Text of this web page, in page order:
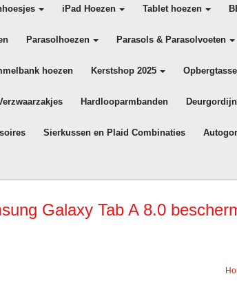
iPad Hoezen Tablet hoezen
Parasolhoezen Parasols & Parasolvoeten
hoezen Kerstshop 2025
Hardlooparmbanden
Sierkussen en Plaid Combinaties
Galaxy Tab A 8.0